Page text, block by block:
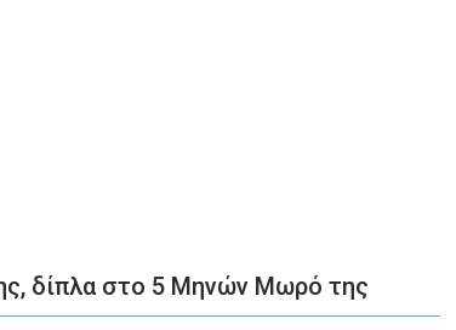
δίπλα στο 5 Μηνών Μωρό της